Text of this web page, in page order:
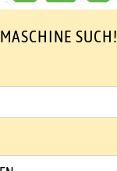
MASCHINE SUCH!